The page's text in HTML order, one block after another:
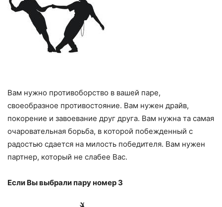
Вам нужно противоборство в вашей паре,
своеобразное противостояние. Вам нужен драйв,
покорение и завоевание друг друга. Вам нужна та самая
очаровательная борьба, в которой побежденный с
радостью сдается на милость победителя. Вам нужен
партнер, который не слабее Вас.
Если Вы выбрали пару номер 3